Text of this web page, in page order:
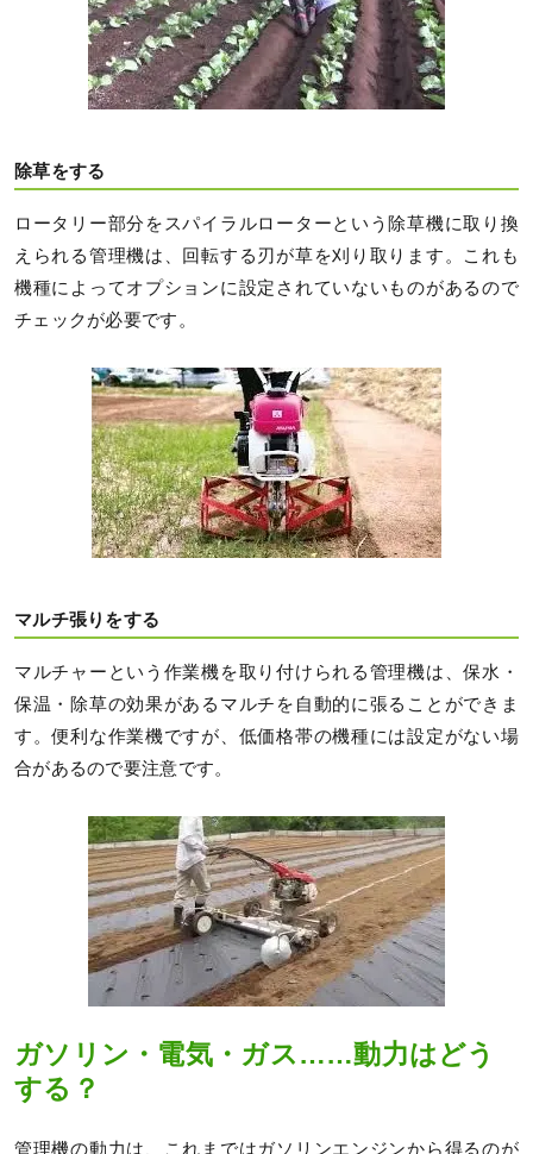
除草をする
ロータリー部分をスパイラルローターという除草機に取り換
えられる管理機は、回転する刃が草を刈り取ります。これも
機種によってオプションに設定されていないものがあるので
チェックが必要です。
マルチ張りをする
マルチャーという作業機を取り付けられる管理機は、保水・
保温・除草の効果があるマルチを自動的に張ることができま
す。便利な作業機ですが、低価格帯の機種には設定がない場
合があるので要注意です。
ガソリン・電気・ガス……動力はどう
する？
管理機の動力は、これまではガソリンエンジンから得るのが